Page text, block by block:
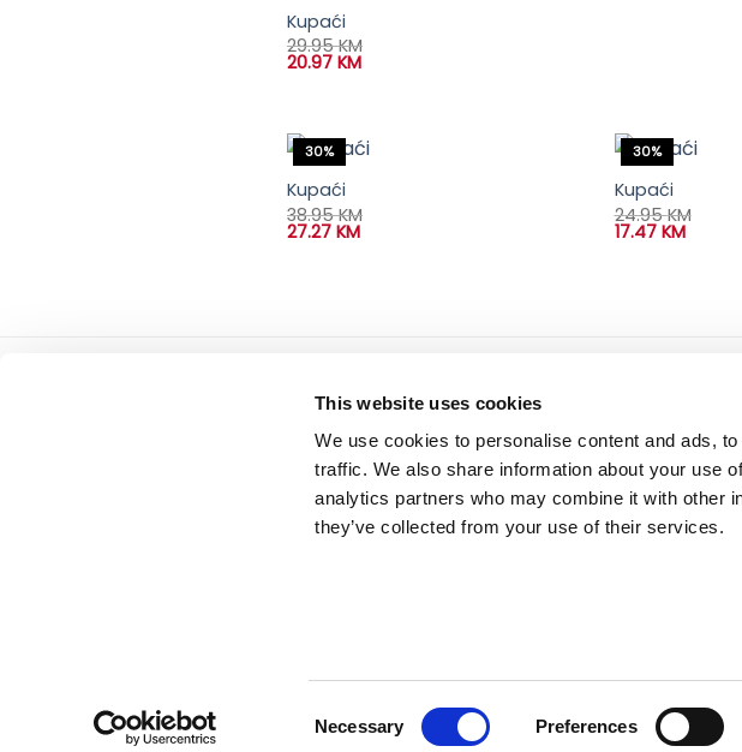
This website uses cookies
We use cookies to personalise content and ads,
traffic. We also share information about your use
analytics partners who may combine it with other
they’ve collected from your use of their services.
Necessary Preferences
Kupaći
29.95KM
20.97 KM
30%
Kupaći
38.95KM
27.27 KM
30%
Kupaći
24.95KM
17.47 KM
servisne informacije
Uslovi korištenja i kupovine
Politika privatnosti
POSAO NEWSLETTER
Sva prava na sadržaj stranice zadržava Italianbrands.ba